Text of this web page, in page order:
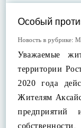
Особый
Новость в рубрике:
Уважаемые
территории
2020 года
Жителям